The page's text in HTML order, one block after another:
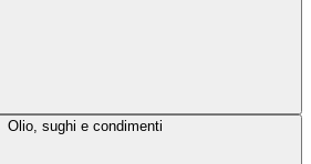
Olio, sughi e condimenti